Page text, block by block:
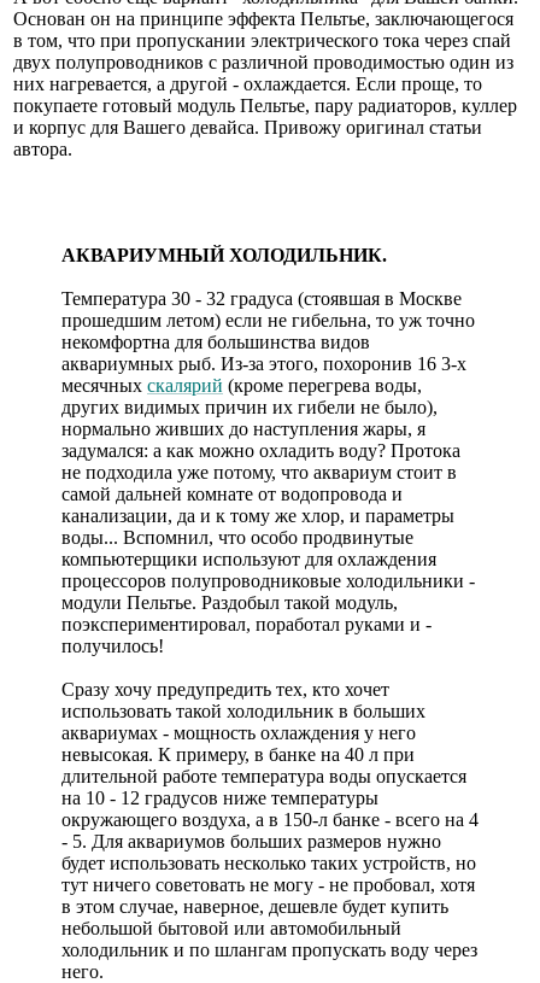
Основан он на принципе эффекта Пельтье, заключающегося
в том, что при пропускании электрического тока через спай
двух полупроводников с различной проводимостью один из
них нагревается, а другой - охлаждается. Если проще, то
покупаете готовый модуль Пельтье, пару радиаторов, куллер
и корпус для Вашего девайса. Привожу оригинал статьи
автора.
АКВАРИУМНЫЙ ХОЛОДИЛЬНИК.
Температура 30 - 32 градуса (стоявшая в Москве
прошедшим летом) если не гибельна, то уж точно
некомфортна для большинства видов
аквариумных рыб. Из-за этого, похоронив 16 3-х
месячных скалярий (кроме перегрева воды,
других видимых причин их гибели не было),
нормально живших до наступления жары, я
задумался: а как можно охладить воду? Протока
не подходила уже потому, что аквариум стоит в
самой дальней комнате от водопровода и
канализации, да и к тому же хлор, и параметры
воды... Вспомнил, что особо продвинутые
компьютерщики используют для охлаждения
процессоров полупроводниковые холодильники -
модули Пельтье. Раздобыл такой модуль,
поэкспериментировал, поработал руками и -
получилось!
Сразу хочу предупредить тех, кто хочет
использовать такой холодильник в больших
аквариумах - мощность охлаждения у него
невысокая. К примеру, в банке на 40 л при
длительной работе температура воды опускается
на 10 - 12 градусов ниже температуры
окружающего воздуха, а в 150-л банке - всего на 4
- 5. Для аквариумов больших размеров нужно
будет использовать несколько таких устройств, но
тут ничего советовать не могу - не пробовал, хотя
в этом случае, наверное, дешевле будет купить
небольшой бытовой или автомобильный
холодильник и по шлангам пропускать воду через
него.